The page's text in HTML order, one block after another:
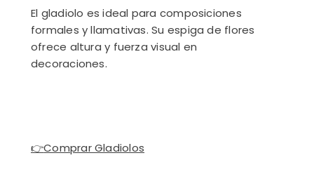
El gladiolo es ideal para composiciones
formales y llamativas. Su espiga de flores
ofrece altura y fuerza visual en
decoraciones.
👉Comprar Gladiolos